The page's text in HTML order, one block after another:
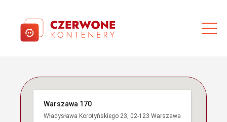
Warszawa 170
Władysława Korotyńskiego 23, 02-123 Warszawa